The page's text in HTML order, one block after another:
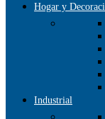
Hogar y
Industrial